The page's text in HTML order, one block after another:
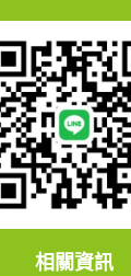
相關資訊